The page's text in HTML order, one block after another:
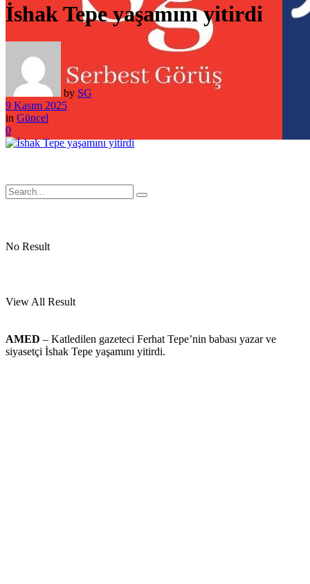
No Result
View All Result
İshak Tepe yaşamını yitirdi
by SG
9 Kasım 2025
in Güncel
0
AMED – Katledilen gazeteci Ferhat Tepe’nin babası yazar ve
siyasetçi İshak Tepe yaşamını yitirdi.